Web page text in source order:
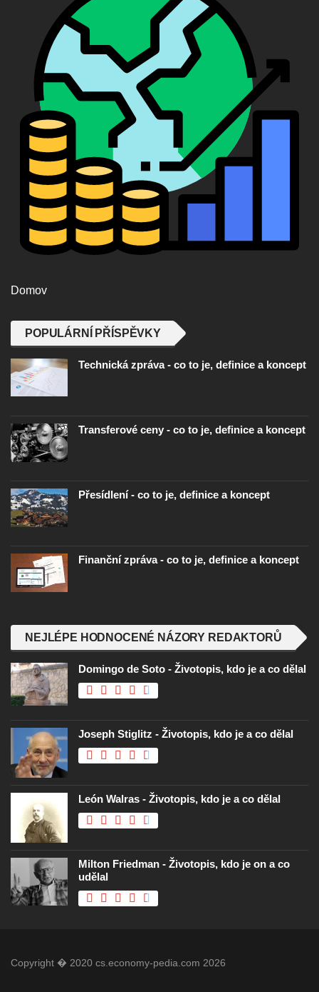
Domov
POPULÁRNÍ PŘÍSPĚVKY
Technická zpráva - co to je, definice a koncept
Transferové ceny - co to je, definice a koncept
Přesídlení - co to je, definice a koncept
Finanční zpráva - co to je, definice a koncept
NEJLÉPE HODNOCENÉ NÁZORY REDAKTORŮ
Domingo de Soto - Životopis, kdo je a co dělal
Joseph Stiglitz - Životopis, kdo je a co dělal
León Walras - Životopis, kdo je a co dělal
Milton Friedman - Životopis, kdo je on a co
udělal
Copyright � 2020 cs.economy-pedia.com 2026